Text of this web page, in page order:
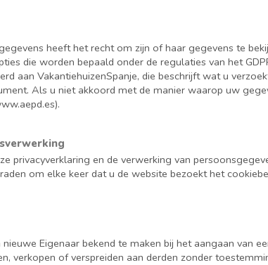
heeft het recht om zijn of haar gegevens te
die worden bepaald onder de regulaties van het
aan VakantiehuizenSpanje, die beschrijft wat u
Als u niet akkoord met de manier waarop uw
privacyverklaring en de verwerking van
om elke keer dat u de website bezoekt het
Eigenaar bekend te maken bij het aangaan van
verkopen of verspreiden aan derden zonder